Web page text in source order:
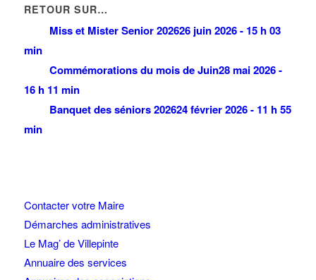
RETOUR SUR…
Miss et Mister Senior 202626 juin 2026 - 15 h 03
min
Commémorations du mois de Juin28 mai 2026 -
16 h 11 min
Banquet des séniors 202624 février 2026 - 11 h 55
min
Contacter votre Maire
Démarches administratives
Le Mag’ de Villepinte
Annuaire des services